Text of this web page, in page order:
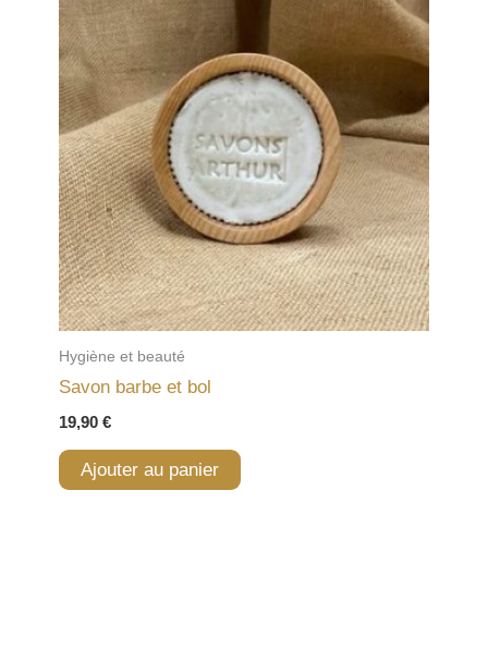
Hygiène et beauté
Savon barbe et bol
19,90 €
Ajouter au panier